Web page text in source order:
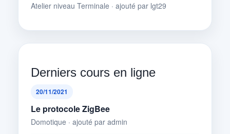
Atelier niveau Terminale · ajouté par lgt29
Derniers cours en ligne
20/11/2021
Le protocole ZigBee
Domotique · ajouté par admin